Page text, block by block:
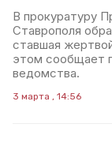
В прокуратуру
Ставрополя
ставшая
этом сообщает
ведомства.
3 марта , 14:56